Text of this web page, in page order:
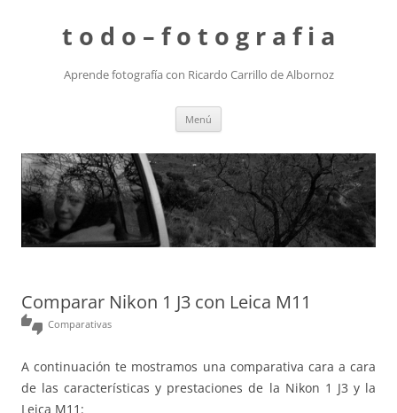
t o d o – f o t o g r a f i a
Aprende fotografía con Ricardo Carrillo de Albornoz
Menú
Comparar Nikon 1 J3 con Leica M11
thumbs_up_down Comparativas
A continuación te mostramos una comparativa cara a cara
de las características y prestaciones de la Nikon 1 J3 y la
Leica M11: